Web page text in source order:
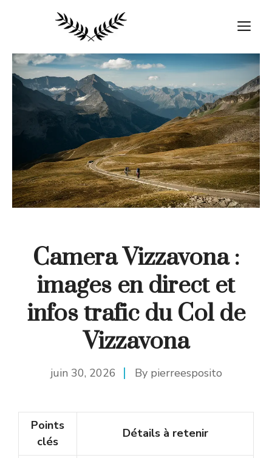
Camera Vizzavona :
images en direct et
infos trafic du Col de
Vizzavona
juin 30, 2026 By pierreesposito
Points
clés
Détails à retenir